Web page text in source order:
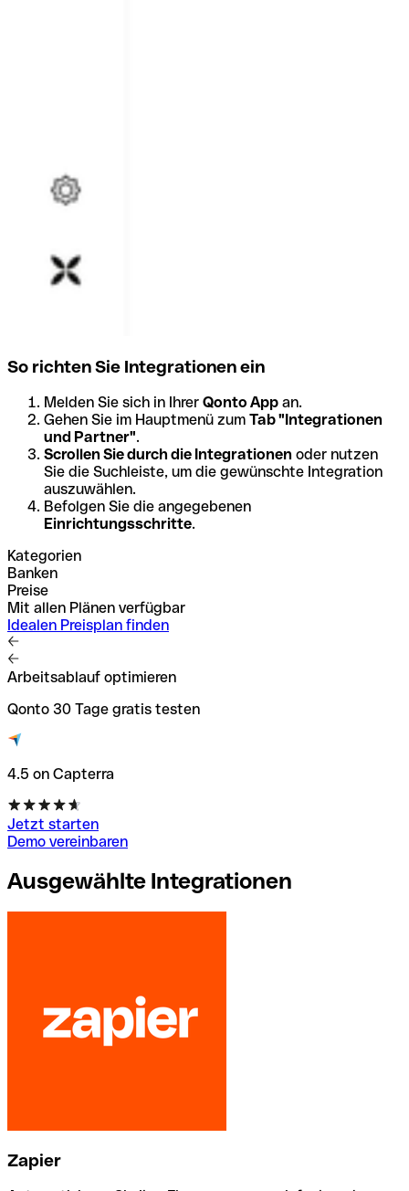
So richten Sie Integrationen ein
Melden Sie sich in Ihrer Qonto App an.
Gehen Sie im Hauptmenü zum Tab "Integrationen
und Partner".
Scrollen Sie durch die Integrationen oder nutzen
Sie die Suchleiste, um die gewünschte Integration
auszuwählen.
Befolgen Sie die angegebenen
Einrichtungsschritte.
Kategorien
Banken
Preise
Mit allen Plänen verfügbar
Idealen Preisplan finden
Arbeitsablauf optimieren
Qonto 30 Tage gratis testen
4.5 on Capterra
Jetzt starten
Demo vereinbaren
Ausgewählte Integrationen
Zapier